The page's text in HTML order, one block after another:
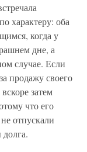
характеру: оба
когда у
дне, а
случае. Если
продажу своего
затем
что его
отпускали